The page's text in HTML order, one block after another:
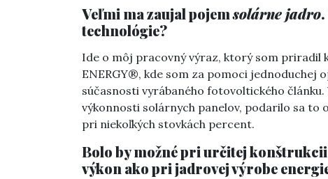
Veľmi ma zaujal pojemsolárne jadro
technológie?
Ide o môj pracovný výraz, ktorý som priradil
ENERGY®, kde som za pomoci jednoduchej
súčasnosti vyrábaného fotovoltického
výkonnosti solárnych panelov, podarilo sa to
pri niekoľkých stovkách percent.
Bolo by možné pri určitej
výkon ako pri jadrovej výrobe